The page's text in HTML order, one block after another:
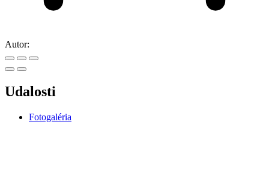
Autor:
Udalosti
Fotogaléria